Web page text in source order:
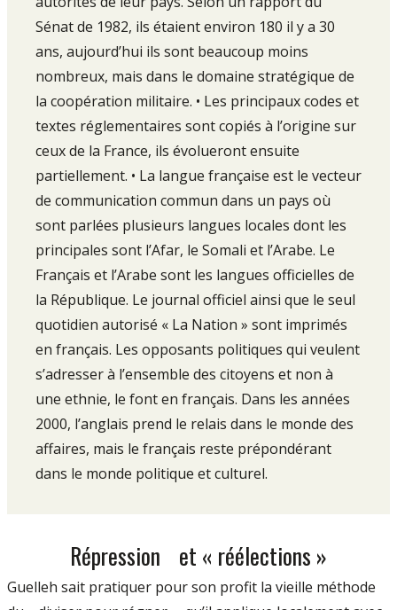
Sénat de 1982, ils étaient environ 180 il y a 30
ans, aujourd’hui ils sont beaucoup moins
nombreux, mais dans le domaine stratégique de
la coopération militaire. • Les principaux codes et
textes réglementaires sont copiés à l’origine sur
ceux de la France, ils évolueront ensuite
partiellement. • La langue française est le vecteur
de communication commun dans un pays où
sont parlées plusieurs langues locales dont les
principales sont l’Afar, le Somali et l’Arabe. Le
Français et l’Arabe sont les langues officielles de
la République. Le journal officiel ainsi que le seul
quotidien autorisé « La Nation » sont imprimés
en français. Les opposants politiques qui veulent
s’adresser à l’ensemble des citoyens et non à
une ethnie, le font en français. Dans les années
2000, l’anglais prend le relais dans le monde des
affaires, mais le français reste prépondérant
dans le monde politique et culturel.
Répression et « réélections »
Guelleh sait pratiquer pour son profit la vieille méthode